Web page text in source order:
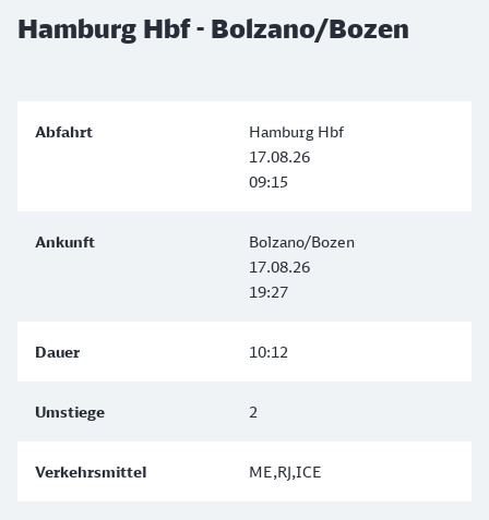
Hamburg Hbf - Bolzano/Bozen
Hamburg Hbf
17.08.26
09:15
Bolzano/Bozen
17.08.26
19:27
10:12
2
ME,RJ,ICE